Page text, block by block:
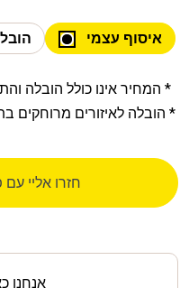
איסוף עצמי
* המחיר אינו כולל הובלה
* הובלה לאיזורים מרוחקים
חזרו אליי
אנחנו